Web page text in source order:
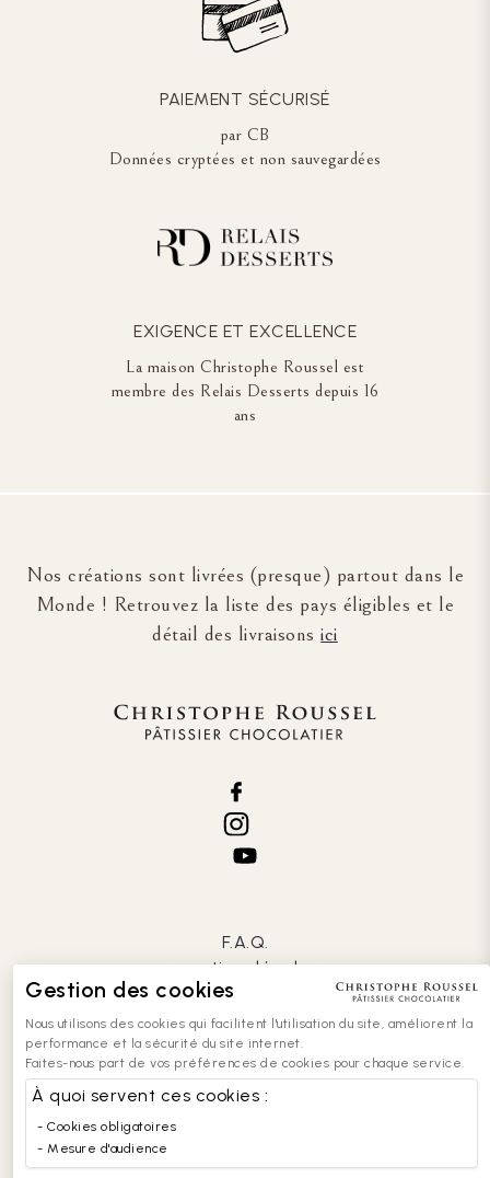
PAIEMENT SÉCURISÉ
par CB
Données cryptées et non sauvegardées
EXIGENCE ET EXCELLENCE
La maison Christophe Roussel est
membre des Relais Desserts depuis 16
ans
Nos créations sont livrées (presque) partout dans le
Monde ! Retrouvez la liste des pays éligibles et le
détail des livraisonsici
F.A.Q.
mentions légales
CGV
confidentialité
cookies
contact
recrutement
accessibilité : partiellement conforme
Gestion des cookies
Nous utilisons des cookies qui facilitent l'utilisation du site, améliorent la
performance et la sécurité du site internet.
Faites-nous part de vos préférences de cookies pour chaque service.
À quoi servent ces cookies :
Cookies obligatoires
Mesure d'audience